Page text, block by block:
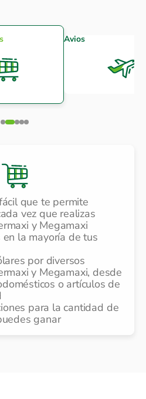
Avios
que te permite
vez que realizas
y Megamaxi
la mayoría de tus
por diversos
y Megamaxi, desde
o artículos de
para la cantidad de
ganar